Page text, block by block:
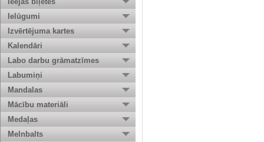
Ielūgumi
Izvērtējuma kartes
Kalendāri
Labo darbu grāmatzīmes
Labumiņi
Mandalas
Mācību materiāli
Medaļas
Melnbalts